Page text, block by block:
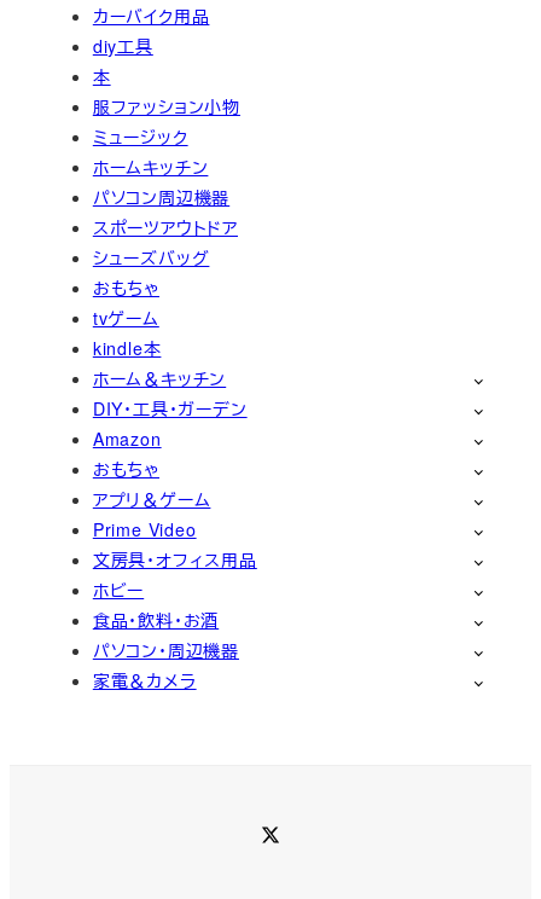
カーバイク用品
diy工具
本
服ファッション小物
ミュージック
ホームキッチン
パソコン周辺機器
スポーツアウトドア
シューズバッグ
おもちゃ
tvゲーム
kindle本
ホーム＆キッチン
DIY・工具・ガーデン
Amazon
おもちゃ
アプリ＆ゲーム
Prime Video
文房具・オフィス用品
ホビー
食品・飲料・お酒
パソコン・周辺機器
家電＆カメラ